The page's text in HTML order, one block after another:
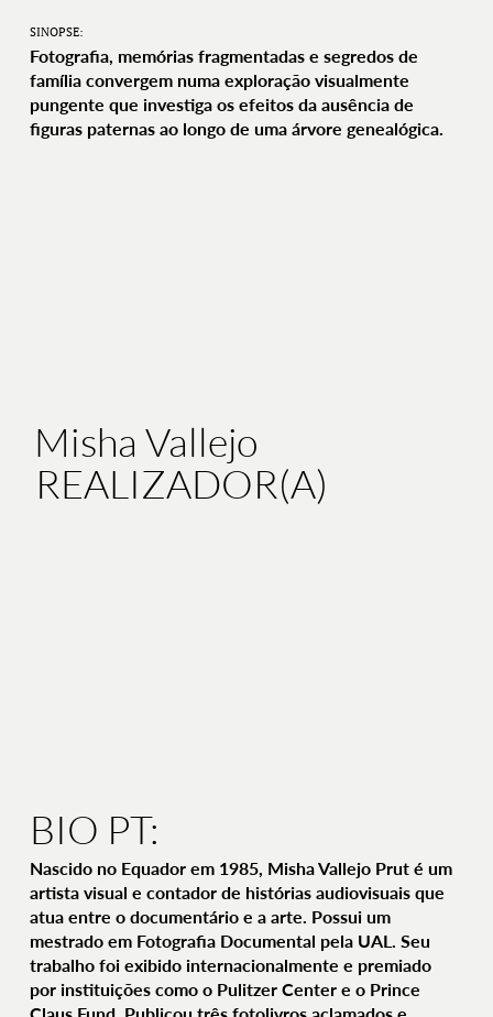
SINOPSE:
Fotografia, memórias fragmentadas e segredos de
família convergem numa exploração visualmente
pungente que investiga os efeitos da ausência de
figuras paternas ao longo de uma árvore genealógica.
Misha Vallejo
REALIZADOR(A)
BIO PT:
Nascido no Equador em 1985, Misha Vallejo Prut é um
artista visual e contador de histórias audiovisuais que
atua entre o documentário e a arte. Possui um
mestrado em Fotografia Documental pela UAL. Seu
trabalho foi exibido internacionalmente e premiado
por instituições como o Pulitzer Center e o Prince